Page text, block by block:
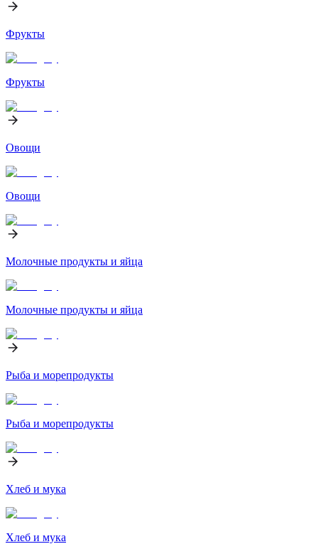
Фрукты
Фрукты
Овощи
Овощи
Молочные продукты и яйца
Молочные продукты и яйца
Рыба и морепродукты
Рыба и морепродукты
Хлеб и мука
Хлеб и мука